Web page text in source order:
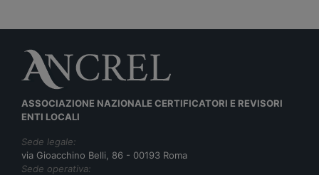
ASSOCIAZIONE NAZIONALE CERTIFICATORI E REVISORI
ENTI LOCALI
Sede legale:
via Gioacchino Belli, 86 - 00193 Roma
Sede operativa: